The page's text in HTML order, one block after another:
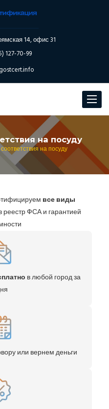
14, офис 31
127-70-99
Toggle
на посуду
на посуду
все виды
реестр ФСА и гарантией
в любой город за
или вернем деньги